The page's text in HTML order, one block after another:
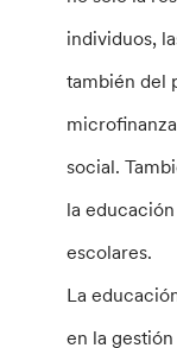
individuos,
también del
social.
la
escolares.
La
en la